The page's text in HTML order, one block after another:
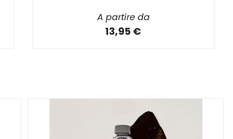
A partire da
13,95 €